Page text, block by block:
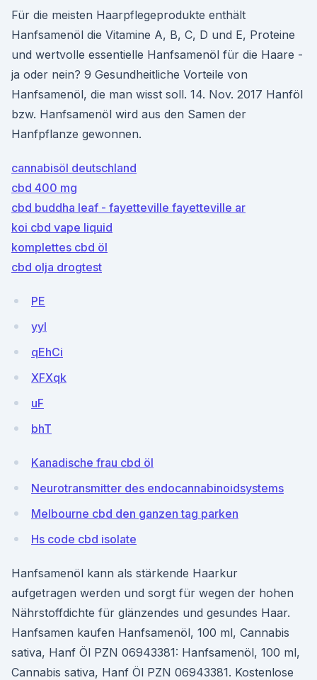
Für die meisten Haarpflegeprodukte enthält
Hanfsamenöl die Vitamine A, B, C, D und E, Proteine
und wertvolle essentielle Hanfsamenöl für die Haare -
ja oder nein? 9 Gesundheitliche Vorteile von
Hanfsamenöl, die man wisst soll. 14. Nov. 2017 Hanföl
bzw. Hanfsamenöl wird aus den Samen der
Hanfpflanze gewonnen.
cannabisöl deutschland
cbd 400 mg
cbd buddha leaf - fayetteville fayetteville ar
koi cbd vape liquid
komplettes cbd öl
cbd olja drogtest
PE
yyI
qEhCi
XFXqk
uF
bhT
Kanadische frau cbd öl
Neurotransmitter des endocannabinoidsystems
Melbourne cbd den ganzen tag parken
Hs code cbd isolate
Hanfsamenöl kann als stärkende Haarkur
aufgetragen werden und sorgt für wegen der hohen
Nährstoffdichte für glänzendes und gesundes Haar.
Hanfsamen kaufen Hanfsamenöl, 100 ml, Cannabis
sativa, Hanf Öl PZN 06943381: Hanfsamenöl, 100 ml,
Cannabis sativa, Hanf Öl PZN 06943381. Kostenlose